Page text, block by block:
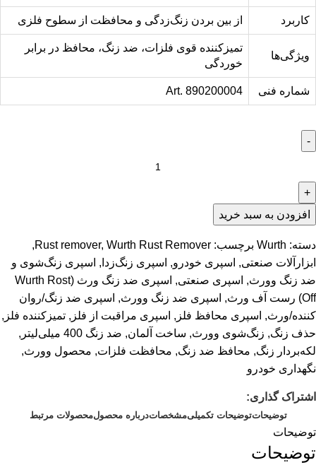
کاربرد از بین بردن زنگ‌زدگی و محافظت از سطوح فلزی
ویژگی‌ها
تمیزکننده قوی فلزات، ضد زنگ، محافظ در برابر
خوردگی
شماره فنی Art. 890200004
افزودن به سبد خرید
دسته: Wurth برچسب: Rust remover, Wurth Rust Remover
,
ابزارآلات صنعتی, اسپری خودرو, اسپری زنگ‌زدا , اسپری زنگ‌شوی و
ضد زنگ وورث, اسپری صنعتی,
اسپری ضد زنگ ورث (Wurth Rost
Off) رست آف ورث
, اسپری ضد زنگ وورث, اسپری ضد زنگ/روان
کننده/ورث, اسپری محافظ فلز , اسپری مراقبت از فلز , تمیزکننده فلز ,
حذف زنگ, زنگ‌شوی وورث, ساخت آلمان, ضد زنگ 400 میلی‌لیتر
,
لکه‌بردار زنگ, محافظ ضد زنگ, محافظت فلزات, محصول وورث,
نگهداری خودرو
اشتراک گذاری:
توضیحاتتوضیحات تکمیلیمشخصاتدرباره محصولمحصولات مرتبط
توضیحات
توضیحات